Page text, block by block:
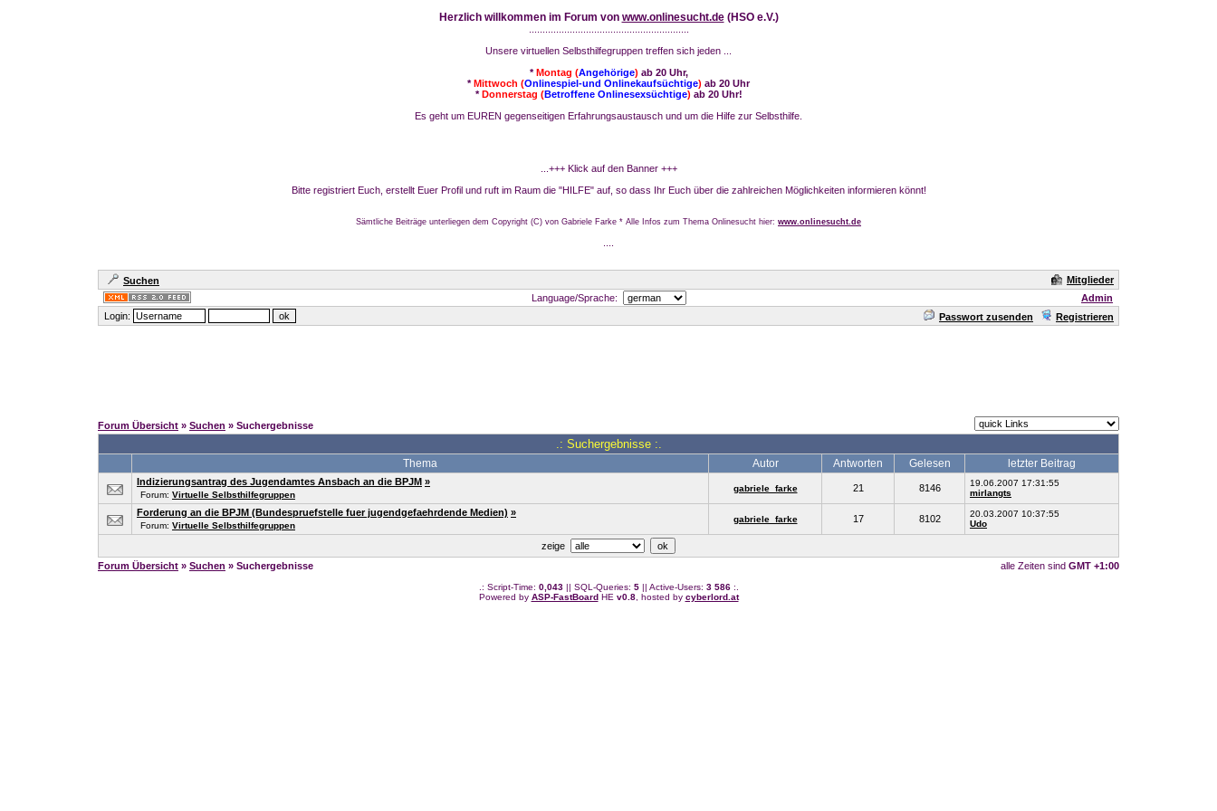
Herzlich willkommen im Forum von www.onlinesucht.de(HSO e.V.)
Unsere virtuellen Selbsthilfegruppen treffen sich jeden ...
*Montag (Angehörige) ab 20 Uhr,
*Mittwoch (Onlinespiel-und Onlinekaufsüchtige) ab 20 Uhr
*Donnerstag (Betroffene Onlinesexsüchtige) ab 20 Uhr!
Es geht um EUREN gegenseitigen Erfahrungsaustausch und um die Hilfe zur Selbsthilfe.
...+++ Klick auf den Banner +++
Bitte registriert Euch, erstellt Euer Profil und ruft im Raum die "HILFE" auf, so dass Ihr Euch über die zahlreichen Möglichkeiten informieren könnt!
Sämtliche Beiträge unterliegen dem Copyright (C) von Gabriele Farke * Alle Infos zum Thema Onlinesucht hier: www.onlinesucht.de
Suchen
Mitglieder
Language/Sprache:
Admin
Login:
Passwort zusenden Registrieren
Forum Übersicht » Suchen » Suchergebnisse
.: Suchergebnisse :.
Thema Autor Antworten Gelesen letzter Beitrag
Indizierungsantrag des Jugendamtes Ansbach an die BPJM »
Forum: Virtuelle Selbsthilfegruppen
gabriele_farke 21 8146
19.06.2007 17:31:55
mirlangts
Forderung an die BPJM (Bundespruefstelle fuer jugendgefaehrdende Medien) »
Forum: Virtuelle Selbsthilfegruppen
gabriele_farke 17 8102
20.03.2007 10:37:55
Udo
zeige
Forum Übersicht » Suchen » Suchergebnisse alle Zeiten sind GMT +1:00
.: Script-Time: 0,043|| SQL-Queries: 5|| Active-Users: 3 586:.
Powered by ASP-FastBoardHE v0.8, hosted by cyberlord.at